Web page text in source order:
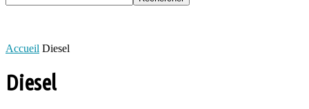
Accueil Diesel
Diesel